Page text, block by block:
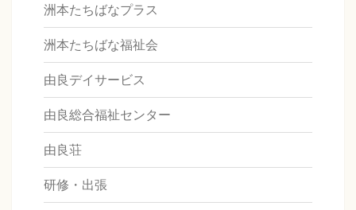
洲本たちばなプラス
洲本たちばな福祉会
由良デイサービス
由良総合福祉センター
由良荘
研修・出張